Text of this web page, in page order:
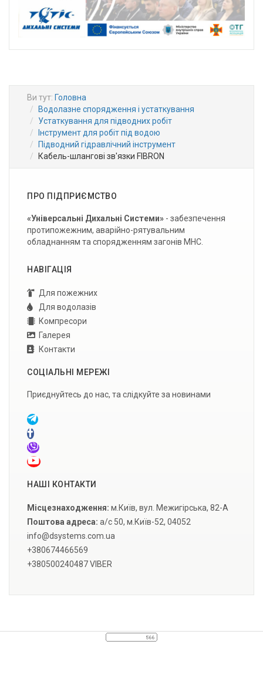
Ви тут: Головна
Водолазне спорядження і устаткування
Устаткування для підводних робіт
Інструмент для робіт під водою
Підводний гідравлічний інструмент
Кабель-шлангові зв'язки FIBRON
ПРО ПІДПРИЄМСТВО
«Універсальні Дихальні Системи» - забезпечення
протипожежним, аварійно-рятувальним
обладнанням та спорядженням загонів МНС.
НАВІГАЦІЯ
Для пожежних
Для водолазів
Компресори
Галерея
Контакти
СОЦІАЛЬНІ МЕРЕЖІ
Приєднуйтесь до нас, та слідкуйте за новинами
НАШІ КОНТАКТИ
Місцезнаходження: м.Київ, вул. Межигірська, 82-А
Поштова адреса: а/с 50, м.Київ-52, 04052
info@dsystems.com.ua
+380674466569
+380500240487 VIBER